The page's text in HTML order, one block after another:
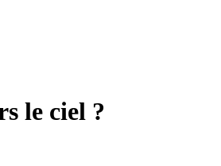
le ciel ?